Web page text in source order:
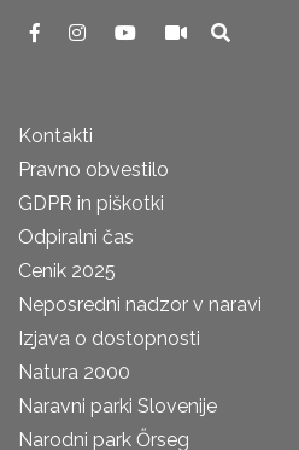
Kontakti
Pravno obvestilo
GDPR in piškotki
Odpiralni čas
Cenik 2025
Neposredni nadzor v naravi
Izjava o dostopnosti
Natura 2000
Naravni parki Slovenije
Narodni park Őrseg